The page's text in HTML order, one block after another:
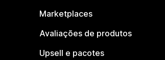
Marketplaces
Avaliações de produtos
Upsell e pacotes